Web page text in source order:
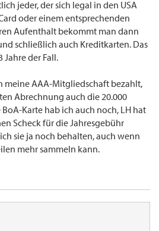
jeder, der sich legal in den USA
oder einem entsprechenden
Aufenthalt bekommt man dann
schließlich auch Kreditkarten. Das
der Fall.
meine AAA-Mitgliedschaft bezahlt,
Abrechnung auch die 20.000
Karte hab ich auch noch, LH hat
Scheck für die Jahresgebühr
sie ja noch behalten, auch wenn
mehr sammeln kann.